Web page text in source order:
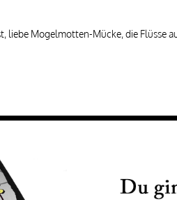
liebe Mogelmotten-Mücke, die Flüsse